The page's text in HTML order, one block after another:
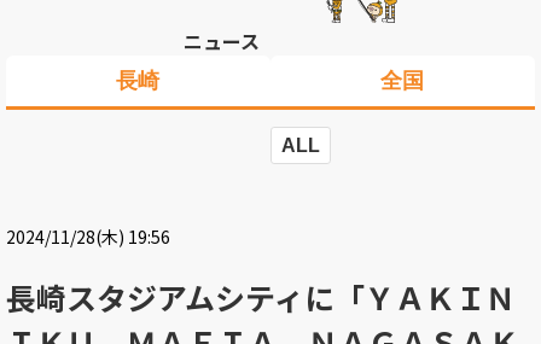
ニュース
長崎 全国
ALL
2024/11/28(木) 19:56
長崎スタジアムシティに「ＹＡＫＩＮ